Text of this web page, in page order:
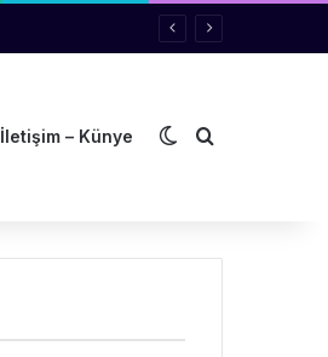
İletişim – Künye Dış görünümü
Arama yap